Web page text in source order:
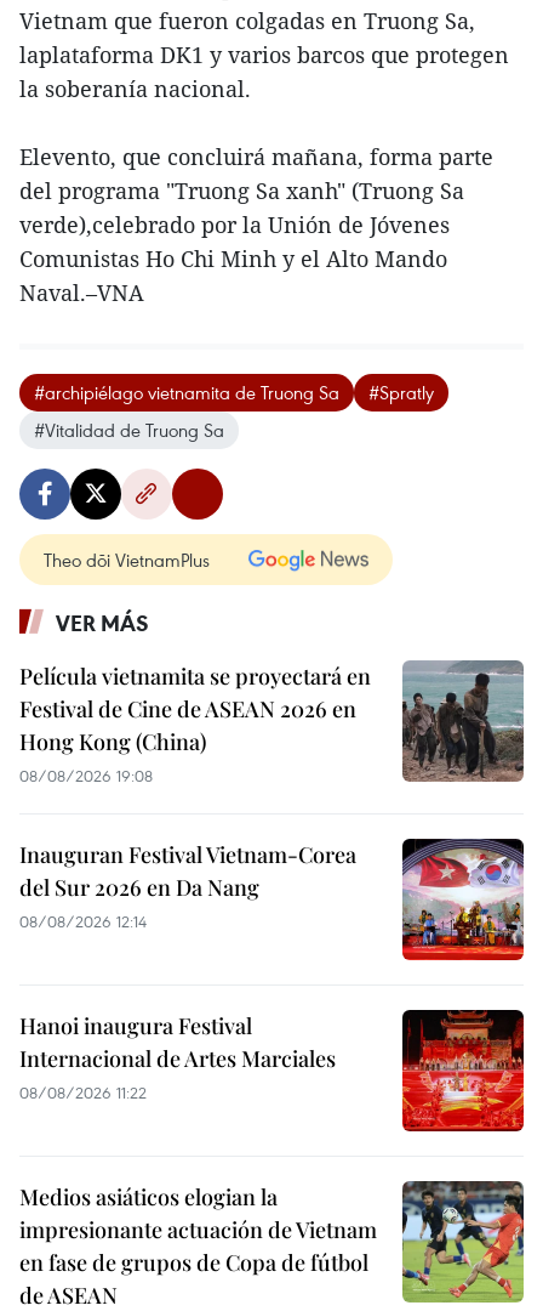
Vietnam que fueron colgadas en Truong Sa,
laplataforma DK1 y varios barcos que protegen
la soberanía nacional.
Elevento, que concluirá mañana, forma parte
del programa "Truong Sa xanh" (Truong Sa
verde),celebrado por la Unión de Jóvenes
Comunistas Ho Chi Minh y el Alto Mando
Naval.–VNA
#archipiélago vietnamita de Truong Sa
#Spratly
#Vitalidad de Truong Sa
Theo dõi VietnamPlus
VER MÁS
Película vietnamita se proyectará en
Festival de Cine de ASEAN 2026 en
Hong Kong (China)
08/08/2026 19:08
Inauguran Festival Vietnam-Corea
del Sur 2026 en Da Nang
08/08/2026 12:14
Hanoi inaugura Festival
Internacional de Artes Marciales
08/08/2026 11:22
Medios asiáticos elogian la
impresionante actuación de Vietnam
en fase de grupos de Copa de fútbol
de ASEAN